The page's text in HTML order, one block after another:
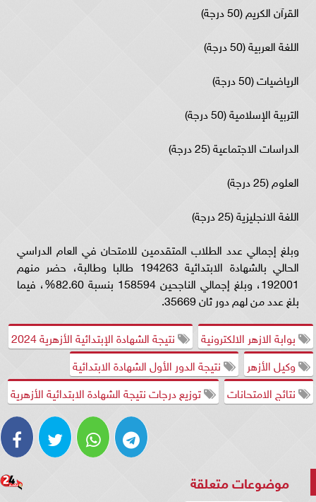
القرآن الكريم (50 درجة)
اللغة العربية (50 درجة)
الرياضيات (50 درجة)
التربية الإسلامية (50 درجة)
الدراسات الاجتماعية (25 درجة)
العلوم (25 درجة)
اللغة الانجليزية (25 درجة)
وبلغ إجمالي عدد الطلاب المتقدمين للامتحان في العام الدراسي
الحالي بالشهادة الابتدائية 194263 طالبا وطالبة، حضر منهم
192001، وبلغ إجمالي الناجحين 158594 بنسبة 82.60%، فيما
بلغ عدد من لهم دور ثان 35669.
بوابة الازهر الالكترونية
نتيجة الشهادة الإبتدائية الأزهرية 2024
وكيل الأزهر
نتيجة الدور الأول الشهادة الابتدائية
نتائج الامتحانات
توزيع درجات نتيجة الشهادة الابتدائية الأزهرية
موضوعات متعلقة